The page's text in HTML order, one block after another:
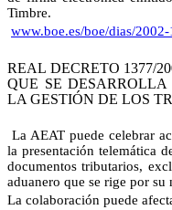
Timbre.
www.boe.es/boe/dias/
REAL DECRETO 1377/
QUE SE
LA GESTIÓN DE LOS
La AEAT puede celebrar
la presentación telemática
documentos tributarios,
aduanero que se rige por su
La colaboración puede